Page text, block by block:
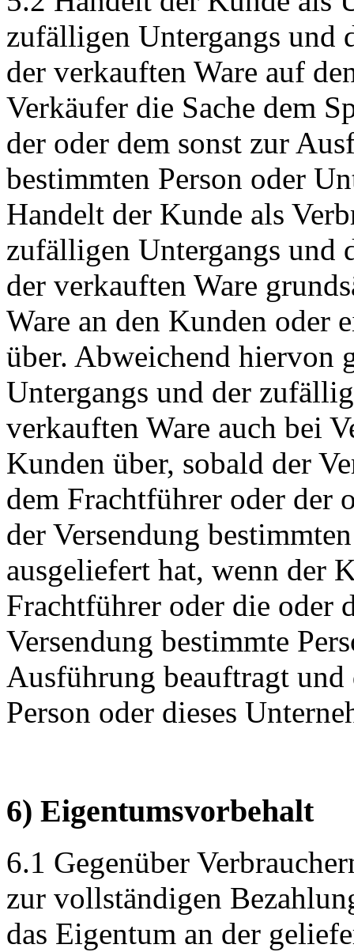
zufälligen Untergangs und
der verkauften Ware auf
Verkäufer die Sache dem
der oder dem sonst zur
bestimmten Person oder
Handelt der Kunde als
zufälligen Untergangs und
der verkauften Ware
Ware an den Kunden oder
über. Abweichend hiervon
Untergangs und der
verkauften Ware auch bei
Kunden über, sobald der
dem Frachtführer oder der
der Versendung
ausgeliefert hat, wenn der
Frachtführer oder die oder
Versendung bestimmte
Ausführung beauftragt und
Person oder dieses
6) Eigentumsvorbehalt
6.1 Gegenüber
zur vollständigen
das Eigentum an der